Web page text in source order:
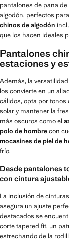
pantalones de pana
algodón, perfectos
chinos de algodón
que los hacen ideales
Pantalones
estaciones y
Además, la
los convierte en un
cálidos, opta por tonos
solar y mantener la
más oscuros como el
polo de hombrecon
mocasines de piel de
frío.
Desde pantalones
con cintura
La inclusión de
asegura un ajuste
destacados se
corte tapered fit, un
estrechando de la